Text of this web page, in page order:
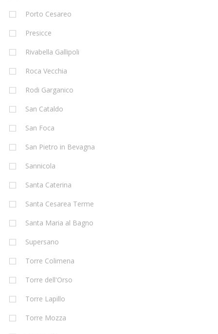
Porto Cesareo
Presicce
Rivabella Gallipoli
Roca Vecchia
Rodi Garganico
San Cataldo
San Foca
San Pietro in Bevagna
Sannicola
Santa Caterina
Santa Cesarea Terme
Santa Maria al Bagno
Supersano
Torre Colimena
Torre dell'Orso
Torre Lapillo
Torre Mozza